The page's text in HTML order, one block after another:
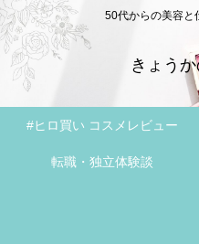
50代からの美容と
きょう
#ヒロ買い コスメレビュー
転職・独立体験談